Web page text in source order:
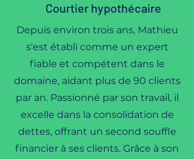
Courtier hypothécaire
Depuis environ trois ans, Mathieu
s'est établi comme un expert
fiable et compétent dans le
domaine, aidant plus de 90 clients
par an. Passionné par son travail, il
excelle dans la consolidation de
dettes, offrant un second souffle
financier à ses clients. Grâce à son